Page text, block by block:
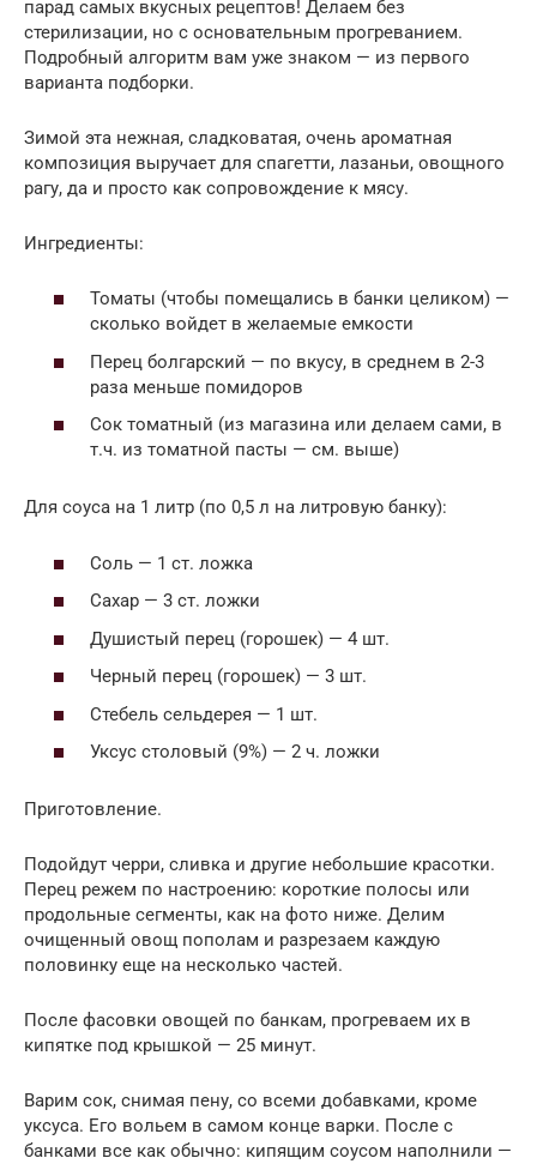
парад самых вкусных рецептов! Делаем без
стерилизации, но с основательным прогреванием.
Подробный алгоритм вам уже знаком — из первого
варианта подборки.
Зимой эта нежная, сладковатая, очень ароматная
композиция выручает для спагетти, лазаньи, овощного
рагу, да и просто как сопровождение к мясу.
Ингредиенты:
Томаты (чтобы помещались в банки целиком) —
сколько войдет в желаемые емкости
Перец болгарский — по вкусу, в среднем в 2-3
раза меньше помидоров
Сок томатный (из магазина или делаем сами, в
т.ч. из томатной пасты — см. выше)
Для соуса на 1 литр (по 0,5 л на литровую банку):
Соль — 1 ст. ложка
Сахар — 3 ст. ложки
Душистый перец (горошек) — 4 шт.
Черный перец (горошек) — 3 шт.
Стебель сельдерея — 1 шт.
Уксус столовый (9%) — 2 ч. ложки
Приготовление.
Подойдут черри, сливка и другие небольшие красотки.
Перец режем по настроению: короткие полосы или
продольные сегменты, как на фото ниже. Делим
очищенный овощ пополам и разрезаем каждую
половинку еще на несколько частей.
После фасовки овощей по банкам, прогреваем их в
кипятке под крышкой — 25 минут.
Варим сок, снимая пену, со всеми добавками, кроме
уксуса. Его вольем в самом конце варки. После с
банками все как обычно: кипящим соусом наполнили —